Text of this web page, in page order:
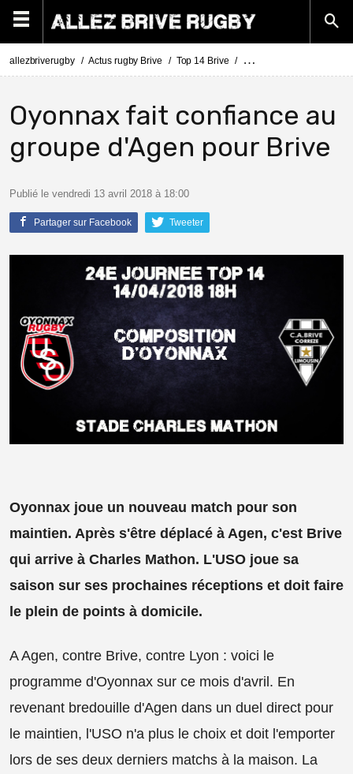
allezbriverugby Actus rugby Brive Top 14 Brive Top 14 Oyonnax - Brive :
Oyonnax fait confiance au
groupe d'Agen pour Brive
Publié le vendredi 13 avril 2018 à 18:00
Partager sur Facebook Tweeter
Oyonnax joue un nouveau match pour son
maintien. Après s'être déplacé à Agen, c'est Brive
qui arrive à Charles Mathon. L'USO joue sa
saison sur ses prochaines réceptions et doit faire
le plein de points à domicile.
A Agen, contre Brive, contre Lyon : voici le
programme d'Oyonnax sur ce mois d'avril. En
revenant bredouille d'Agen dans un duel direct pour
le maintien, l'USO n'a plus le choix et doit l'emporter
lors de ses deux derniers matchs à la maison. La